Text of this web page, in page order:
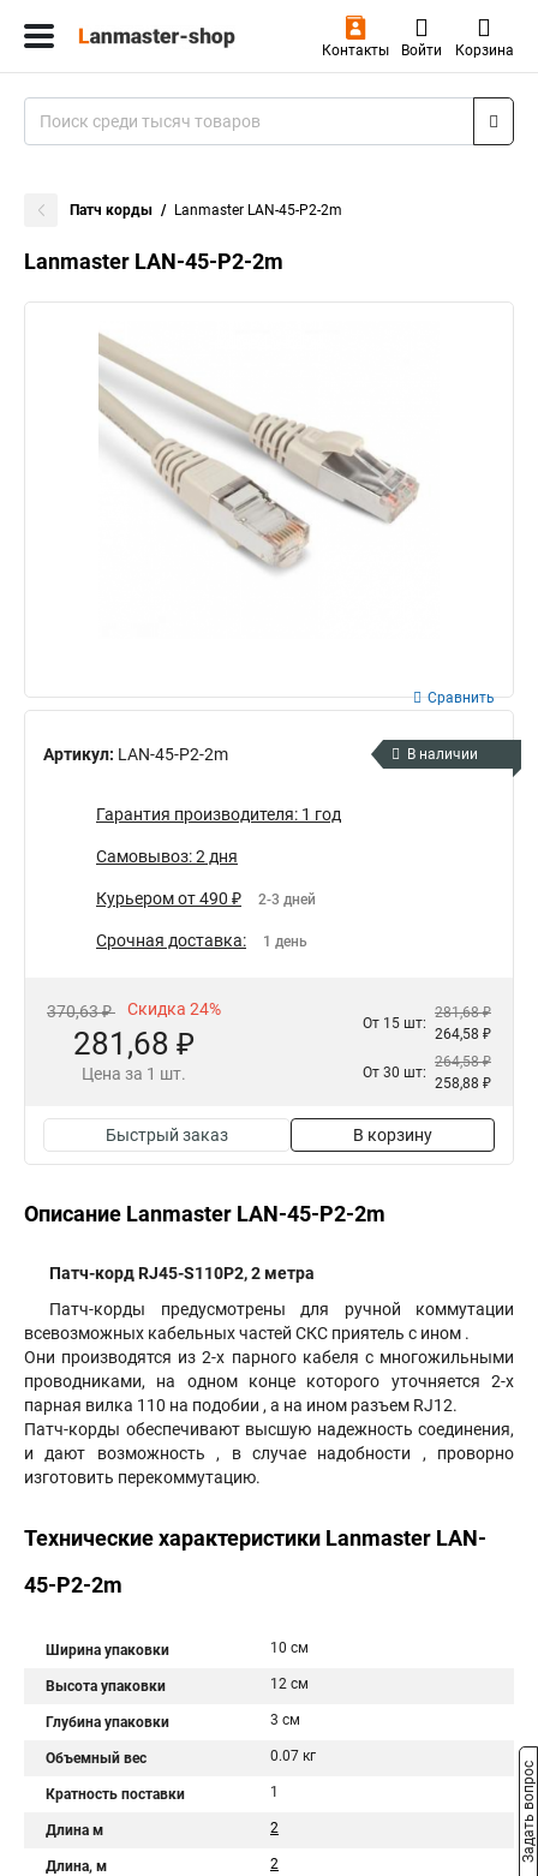
Контакты Войти Корзина
Патч корды Lanmaster LAN-45-P2-2m
Lanmaster LAN-45-P2-2m
Артикул: LAN-45-P2-2m
Сравнить
В наличии
Гарантия производителя: 1 год
Самовывоз: 2 дня
Курьером от 490 ₽ 2-3 дней
Срочная доставка: 1 день
370,63 ₽ Скидка 24%
281,68 ₽
Цена за 1 шт.
От 15 шт:
281,68 ₽
264,58 ₽
От 30 шт:
264,58 ₽
258,88 ₽
Быстрый заказ В корзину
Описание Lanmaster LAN-45-P2-2m
Патч-корд RJ45-S110P2, 2 метра
Патч-корды предусмотрены для ручной коммутации
всевозможных кабельных частей СКС приятель с ином .
Они производятся из 2-х парного кабеля с многожильными
проводниками, на одном конце которого уточняется 2-х
парная вилка 110 на подобии , а на ином разъем RJ12.
Патч-корды обеспечивают высшую надежность соединения,
и дают возможность , в случае надобности , проворно
изготовить перекоммутацию.
Технические характеристики Lanmaster LAN-
45-P2-2m
Ширина упаковки 10 см
Высота упаковки 12 см
Глубина упаковки 3 см
Объемный вес 0.07 кг
Кратность поставки 1
Длина м 2
Длина, м 2 Задать вопрос